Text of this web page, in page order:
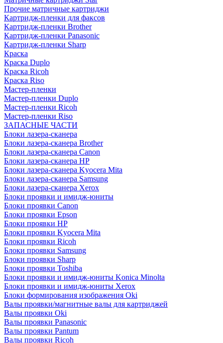
Прочие матричные картриджи
Картридж-пленки для факсов
Картридж-пленки Brother
Картридж-пленки Panasonic
Картридж-пленки Sharp
Краска
Краска Duplo
Краска Ricoh
Краска Riso
Мастер-пленки
Мастер-пленки Duplo
Мастер-пленки Ricoh
Мастер-пленки Riso
ЗАПАСНЫЕ ЧАСТИ
Блоки лазера-сканера
Блоки лазера-сканера Brother
Блоки лазера-сканера Canon
Блоки лазера-сканера HP
Блоки лазера-сканера Kyocera Mita
Блоки лазера-сканера Samsung
Блоки лазера-сканера Xerox
Блоки проявки и имидж-юниты
Блоки проявки Canon
Блоки проявки Epson
Блоки проявки HP
Блоки проявки Kyocera Mita
Блоки проявки Ricoh
Блоки проявки Samsung
Блоки проявки Sharp
Блоки проявки Toshiba
Блоки проявки и имидж-юниты Konica Minolta
Блоки проявки и имидж-юниты Xerox
Блоки формирования изображения Oki
Валы проявки/магнитные валы для картриджей
Валы проявки Oki
Валы проявки Panasonic
Валы проявки Pantum
Валы проявки Ricoh